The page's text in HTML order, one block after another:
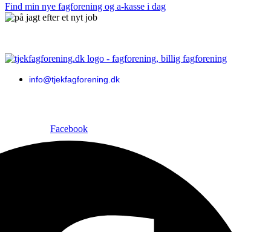
Find min nye fagforening og a-kasse i dag
info@tjekfagforening.dk
eller fagforeningsløsninger.
Facebook